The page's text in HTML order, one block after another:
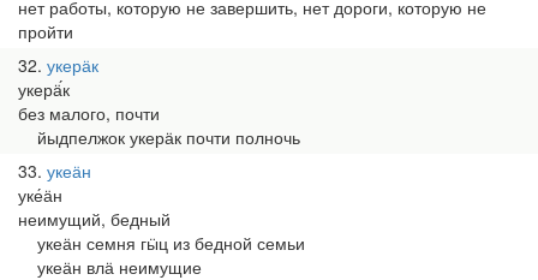
нет работы, которую не завершить, нет дороги, которую не
пройти
32 укерӓк
укерӓ́к
без малого, почти
йыдпелжок укерӓк почти полночь
33 укеӓн
уке́ӓн
неимущий, бедный
укеӓн семня гӹц из бедной семьи
укеӓн влӓ неимущие